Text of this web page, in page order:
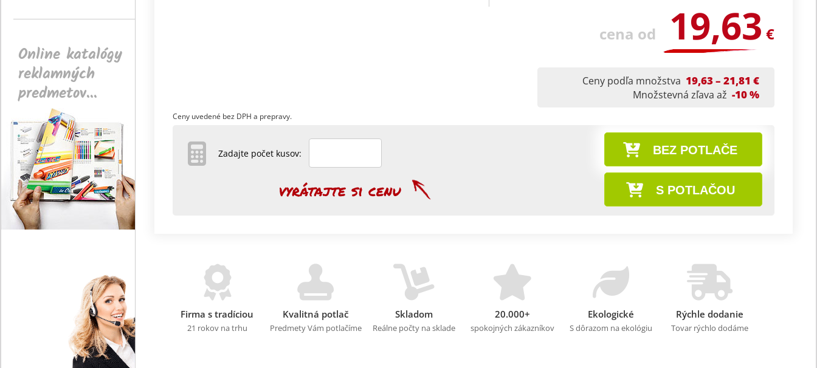
Online katalógy
reklamných
predmetov...
cena od 19,63 €
Ceny podľa množstva 19,63 – 21,81 €
Množstevná zľava až -10 %
Ceny uvedené bez DPH a prepravy.
BEZ POTLAČE
S POTLAČOU
Zadajte počet kusov:
Firma s tradíciou
21 rokov na trhu
Kvalitná potlač
Predmety Vám potlačíme
Skladom
Reálne počty na sklade
20.000+
spokojných zákazníkov
Ekologické
S dôrazom na ekológiu
Rýchle dodanie
Tovar rýchlo dodáme